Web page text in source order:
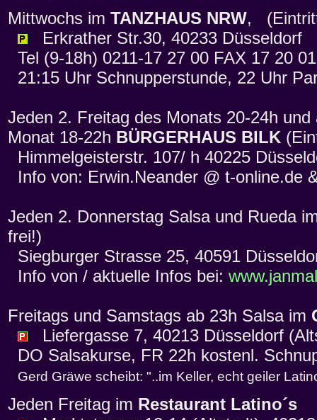
Mittwochs im TANZHAUS NRW,
Erkrather Str.30, 40233 Düsseldorf
Tel (9-18h) 0211-17 27 00 FAX 17 20
21:15 Uhr Schnupperstunde, 22 Uhr
Jeden 2. Freitag des Monats 20-24h
Monat 18-22h BÜRGERHAUS BILK
Himmelgeisterstr. 107/ h 40225
Info von: Erwin.Neander @ t-online.de
Jeden 2. Donnerstag Salsa und Rueda
frei!)
Siegburger Strasse 25, 40591
Info von / aktuelle Infos bei:
Freitags und Samstags ab 23h Salsa im
Liefergasse 7, 40213 Düsseldorf
DO Salsakurse, FR 22h kostenl.
Gerd Gräwe scheibt: "..im Keller, echt geiler
Jeden Freitag im Restaurant Latino´s